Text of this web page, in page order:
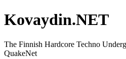
Kovaydin.NET
The Finnish Hardcore Techno
QuakeNet